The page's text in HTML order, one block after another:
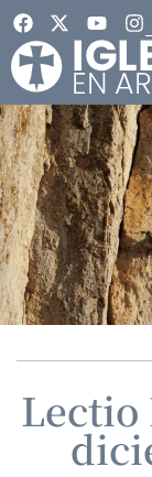
Lectio